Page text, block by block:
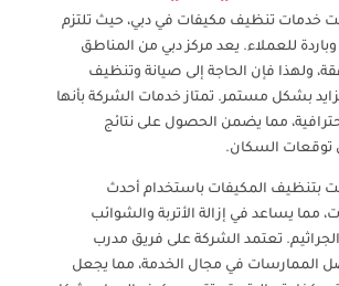
خدمات تنظيف مكيفات في دبي، حيث تلتزم
وباردة للعملاء. يعد مركز دبي من المناطق
ولهذا فإن الحاجة إلى صيانة وتنظيف
بشكل مستمر. تمتاز خدمات الشركة بأنها
مما يضمن الحصول على نتائج
توقعات السكان.
بتنظيف المكيفات باستخدام أحدث
مما يساعد في إزالة الأتربة والشوائب
والجراثيم. تعتمد الشركة على فريق مدرب
الممارسات في مجال الخدمة، مما يجعل